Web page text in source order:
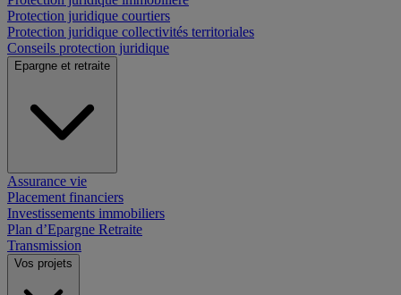
Protection juridique courtiers
Protection juridique collectivités territoriales
Conseils protection juridique
Epargne et retraite
Assurance vie
Placement financiers
Investissements immobiliers
Plan d’Epargne Retraite
Transmission
Vos projets